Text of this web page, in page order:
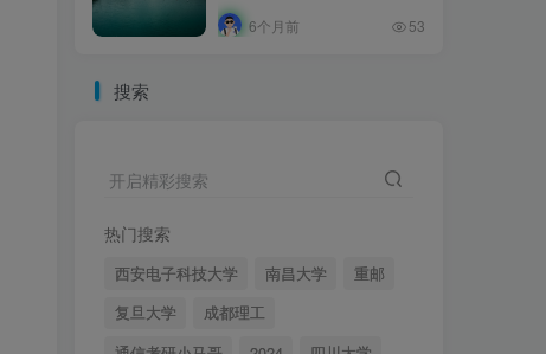
6个月前 53
搜索
开启精彩搜索
热门搜索
西安电子科技大学 南昌大学
重邮
复旦大学
成都理工